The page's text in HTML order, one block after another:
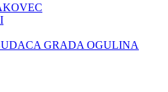
GRADA OGULINA